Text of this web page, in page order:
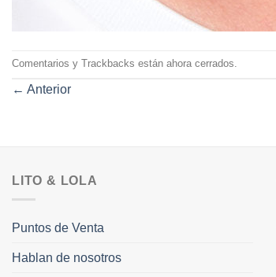
Comentarios y Trackbacks están ahora cerrados.
← Anterior
LITO & LOLA
Puntos de Venta
Hablan de nosotros